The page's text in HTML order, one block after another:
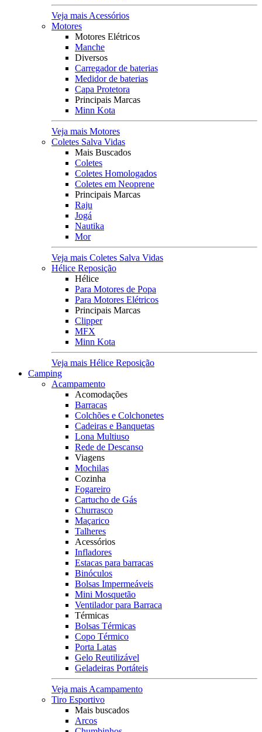
Veja mais Acessórios
Motores
Motores Elétricos
Manche
Diversos
Carregador de baterias
Medidor de baterias
Capa Protetora
Principais Marcas
Minn Kota
Veja mais Motores
Coletes Salva Vidas
Mais Buscados
Coletes
Coletes Homologados
Coletes em Neoprene
Principais Marcas
Raju
Jogá
Nautika
Mor
Veja mais Coletes Salva Vidas
Hélice Reposição
Hélice
Para Motores de Popa
Para Motores Elétricos
Principais Marcas
Clipper
MFX
Minn Kota
Veja mais Hélice Reposição
Camping
Acampamento
Acomodações
Barracas
Colchões e Colchonetes
Cadeiras e Banquetas
Lona Multiuso
Rede de Descanso
Viagens
Mochilas
Cozinha
Fogareiro
Cartucho de Gás
Churrasco
Maçarico
Talheres
Acessórios
Infladores
Estacas para barracas
Binóculos
Bolsas Impermeáveis
Mini Mosquetão
Ventilador para Barraca
Térmicas
Bolsas Térmicas
Copo Térmico
Porta Latas
Gelo Reutilizável
Geladeiras Portáteis
Veja mais Acampamento
Tiro Esportivo
Mais buscados
Arcos